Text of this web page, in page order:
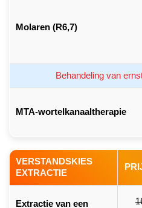
Molaren (R6,7)
Behandeling van
MTA-wortelkanaaltherapie
VERSTANDSKIES
EXTRACTIE
Extractie van een